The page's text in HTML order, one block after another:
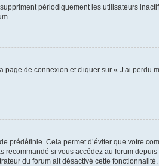
périodiquement les utilisateurs
de connexion et cliquer sur « J’ai perdu
prédéfinie. Cela permet d’éviter que votre
recommandé si vous accédez au forum
du forum ait désactivé cette fonctionnalité.